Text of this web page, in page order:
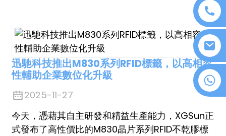
+86 18076372139
迅馳科技推出M830系列RFID標籤，以高相容
性輔助企業數位化升級
2025-11-27
今天，憑藉其自主研發和精益生產能力，XGSun正
式發布了高性價比的M830晶片系列RFID不乾膠標